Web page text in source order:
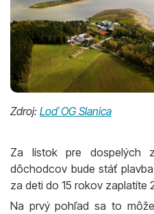
Zdroj: Loď OG Slanica
Za lístok pre dospelých
dôchodcov bude stáť
za deti do 15 rokov zaplatíte
Na prvý pohľad sa to